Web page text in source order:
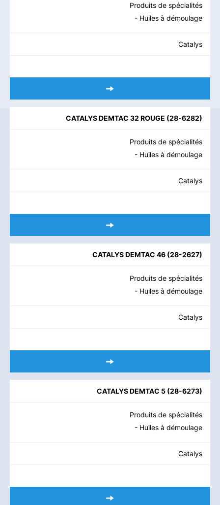
Produits de spécialités
- Huiles à démoulage
Catalys
CATALYS DEMTAC 32 ROUGE (28-6282)
Produits de spécialités
- Huiles à démoulage
Catalys
CATALYS DEMTAC 46 (28-2627)
Produits de spécialités
- Huiles à démoulage
Catalys
CATALYS DEMTAC 5 (28-6273)
Produits de spécialités
- Huiles à démoulage
Catalys